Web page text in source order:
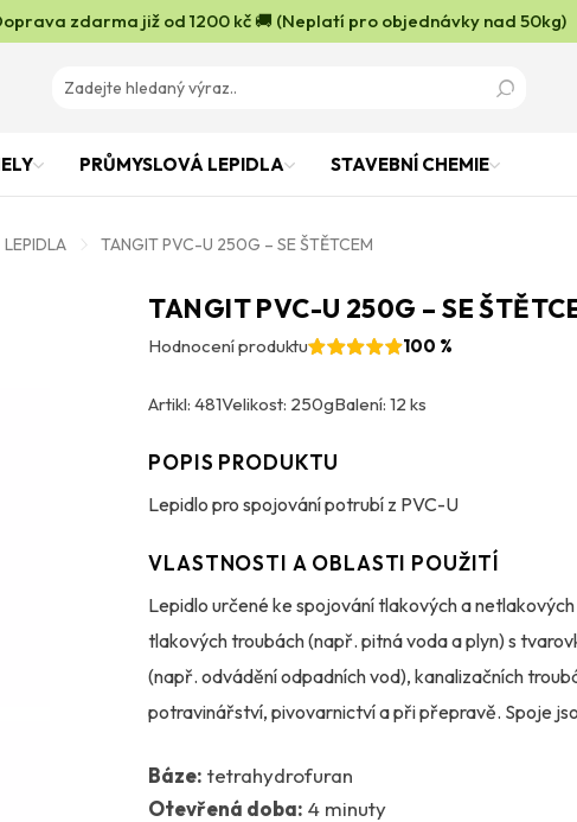
zdarma již od 1200 kč 🚚 (Neplatí pro objednávky nad 50kg)
PRŮMYSLOVÁ LEPIDLA STAVEBNÍ CHEMIE
LEPIDLA TANGIT PVC-U 250G – SE ŠTĚTCEM
TANGIT PVC-U 250G – SE
Hodnocení produktu
100 %
Artikl: 481Velikost: 250gBalení: 12 ks
POPIS PRODUKTU
Lepidlo pro spojování potrubí z PVC-U
VLASTNOSTI A OBLASTI POUŽITÍ
Lepidlo určené ke spojování tlakových a
tlakových troubách (např. pitná voda a plyn) s
(např. odvádění odpadních vod), kanalizačních
potravinářství, pivovarnictví a při přepravě. Spoje
anorganickým kyselinám, závisí na době
teplotám v rozsahu odpovídajícím materiálům PVC-
Báze: tetrahydrofuran
Otevřená doba: 4 minuty